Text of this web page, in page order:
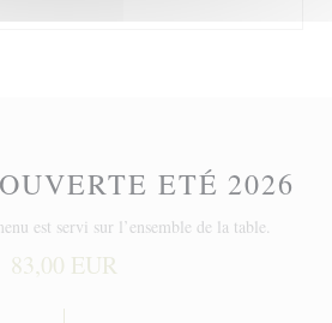
ETÉ 2026
est servi sur l’ensemble de la table.
83,00 EUR